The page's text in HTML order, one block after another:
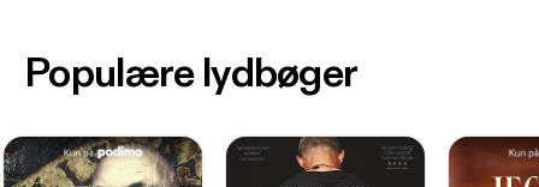
Populære lydbøger